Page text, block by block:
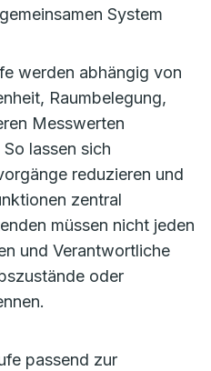
System
werden abhängig von
Raumbelegung,
Messwerten
lassen sich
reduzieren und
zentral
müssen nicht jeden
und Verantwortliche
oder
passend zur